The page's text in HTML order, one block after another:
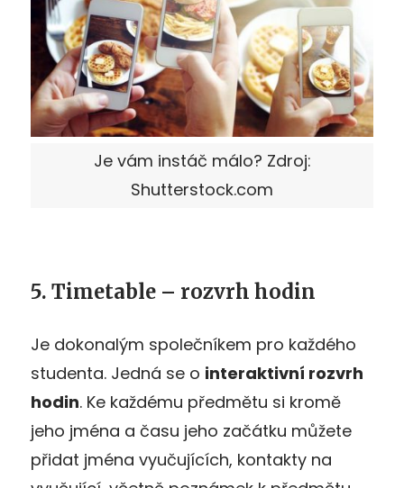
Je vám instáč málo? Zdroj:
Shutterstock.com
5. Timetable – rozvrh hodin
Je dokonalým společníkem pro každého
studenta. Jedná se o interaktivní rozvrh
hodin. Ke každému předmětu si kromě
jeho jména a času jeho začátku můžete
přidat jména vyučujících, kontakty na